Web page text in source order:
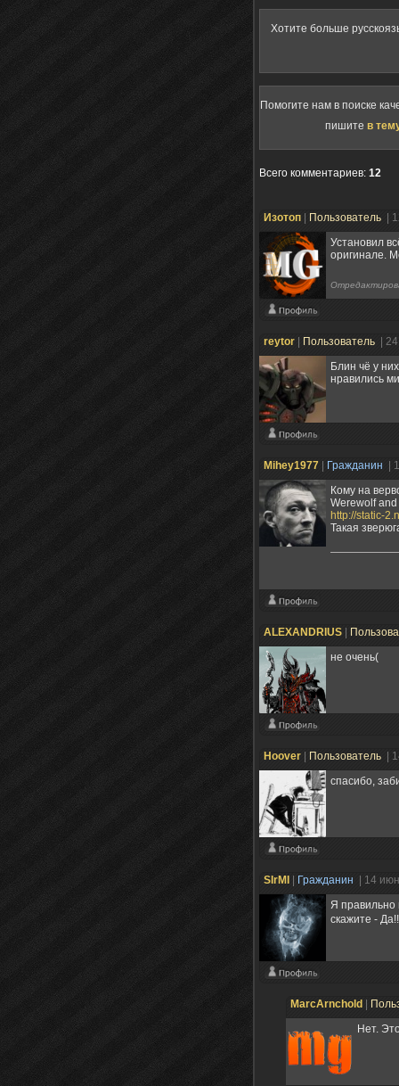
Хотите больше
Помогите нам в поиске
пишите в
Всего комментариев: 12
Изотоп Пользователь
|
Установил
оригинале.
reytor Пользователь
|
Блин чё у
нравились
Mihey1977 Гражданин
|
Кому на
Werewolf
http://static-
Такая
ALEXANDRIUS
не очень(
Hoover Пользователь
|
спасибо,
SIrMI Гражданин
| 14
Я правильно
скажите -
MarcArnchold
Нет.